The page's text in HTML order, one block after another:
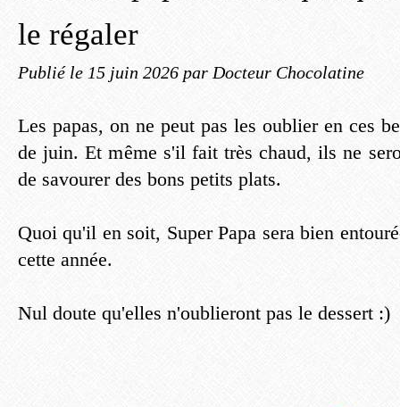
le régaler
Publié le 15 juin 2026 par Docteur Chocolatine
Les papas, on ne peut pas les oublier en ces
de juin. Et même s'il fait très chaud, ils ne
de savourer des bons petits plats.
Quoi qu'il en soit, Super Papa sera bien
cette année.
Nul doute qu'elles n'oublieront pas le dessert :)